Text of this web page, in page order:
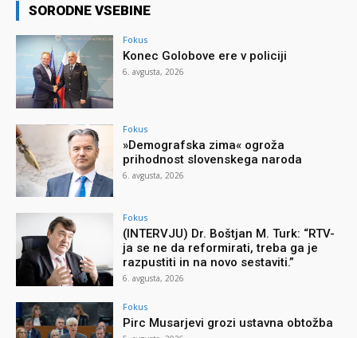
SORODNE VSEBINE
Fokus
Konec Golobove ere v policiji
6. avgusta, 2026
Fokus
»Demografska zima« ogroža
prihodnost slovenskega naroda
6. avgusta, 2026
Fokus
(INTERVJU) Dr. Boštjan M. Turk: “RTV-
ja se ne da reformirati, treba ga je
razpustiti in na novo sestaviti.”
6. avgusta, 2026
Fokus
Pirc Musarjevi grozi ustavna obtožba